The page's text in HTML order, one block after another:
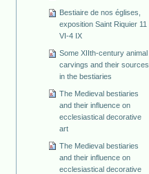
Bestiaire de nos églises,
exposition Saint Riquier 11
VI-4 IX
Some XIIth-century animal
carvings and their sources
in the bestiaries
The Medieval bestiaries
and their influence on
ecclesiastical decorative
art
The Medieval bestiaries
and their influence on
ecclesiastical decorative